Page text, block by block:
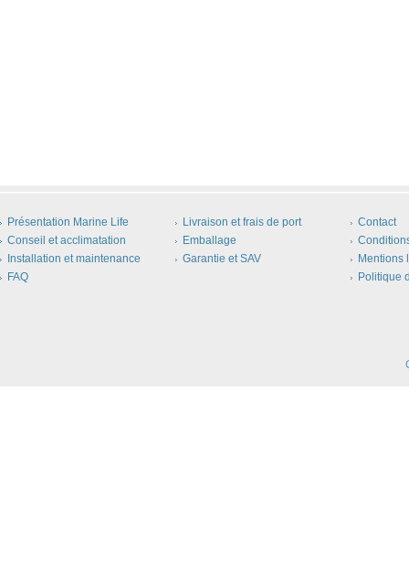
Présentation Marine Life
Conseil et acclimatation
Installation et maintenance
FAQ
Livraison et frais de port
Emballage
Garantie et SAV
Contact
Mentions
Politique